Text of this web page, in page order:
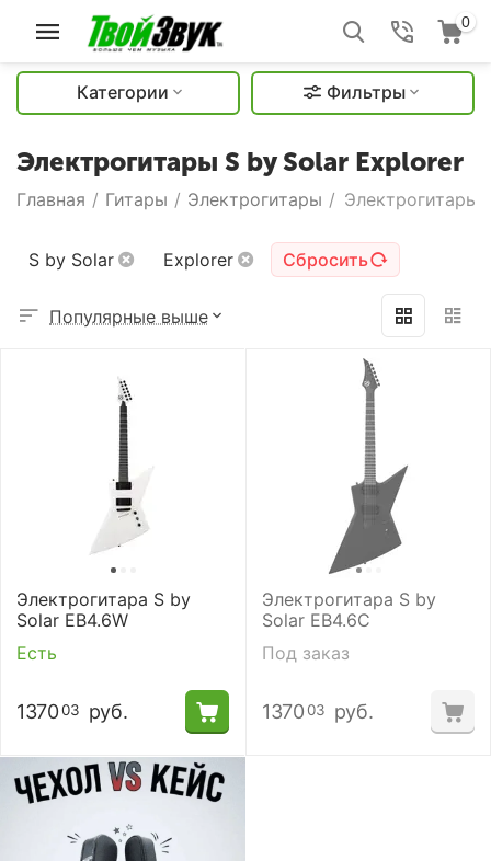
0
Категории Фильтры
Электрогитары S by Solar Explorer
Главная / Гитары / Электрогитары / Электрогитары
S by Solar Explorer Сбросить
Популярные выше
Электрогитара S by
Solar EB4.6W
Есть
137003 руб.
Электрогитара S by
Solar EB4.6C
Под заказ
1370 03 руб.